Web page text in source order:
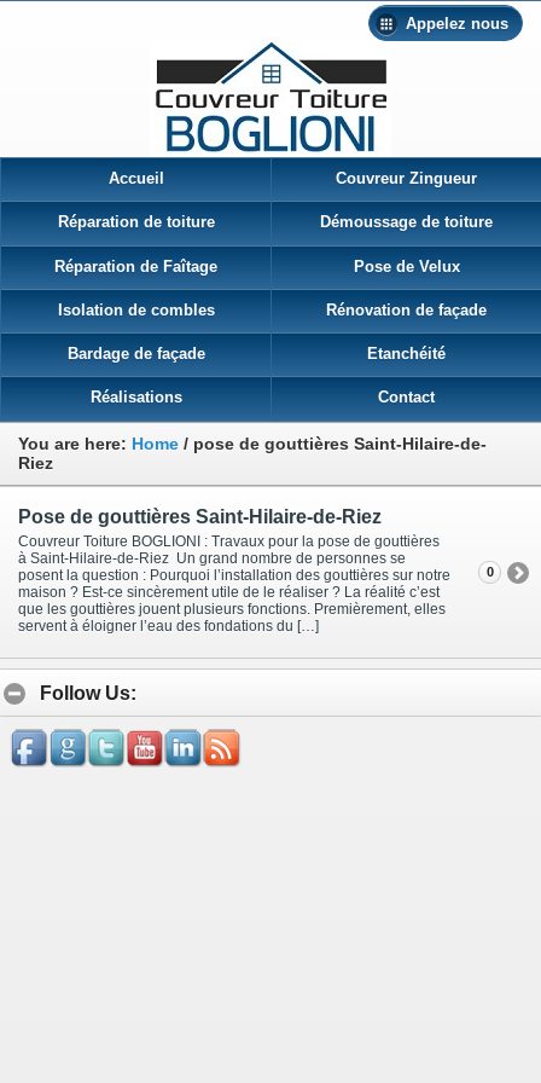
Appelez nous
Accueil Couvreur Zingueur
Réparation de toiture Démoussage de toiture
Réparation de Faîtage Pose de Velux
Isolation de combles Rénovation de façade
Bardage de façade Etanchéité
Réalisations Contact
You are here: Home / pose de gouttières Saint-Hilaire-de-
Riez
Pose de gouttières Saint-Hilaire-de-Riez
Couvreur Toiture BOGLIONI : Travaux pour la pose de gouttières
à Saint-Hilaire-de-Riez Un grand nombre de personnes se
posent la question : Pourquoi l’installation des gouttières sur notre
maison ? Est-ce sincèrement utile de le réaliser ? La réalité c’est
que les gouttières jouent plusieurs fonctions. Premièrement, elles
servent à éloigner l’eau des fondations du […]
0
Follow Us: